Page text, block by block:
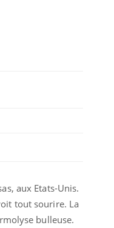
aux Etats-Unis.
tout sourire. La
bulleuse.